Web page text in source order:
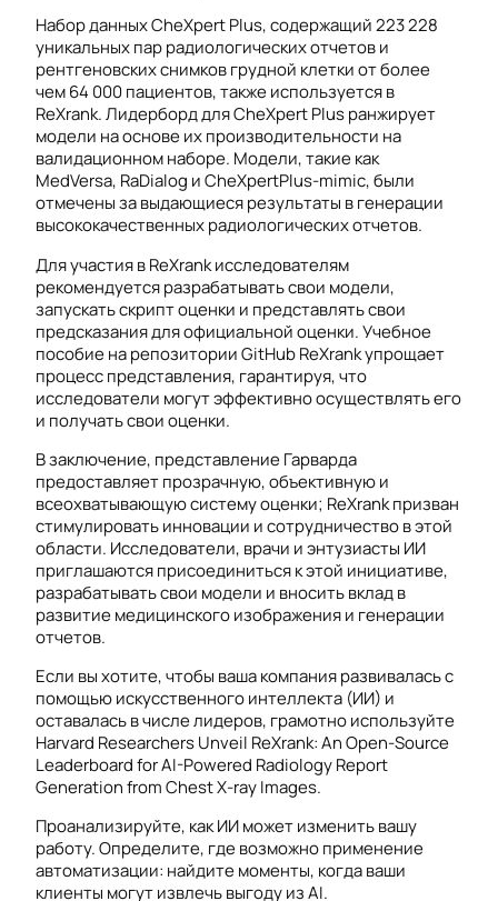
Набор данных CheXpert Plus, содержащий 223 228
уникальных пар радиологических отчетов и
рентгеновских снимков грудной клетки от более
чем 64 000 пациентов, также используется в
ReXrank. Лидерборд для CheXpert Plus ранжирует
модели на основе их производительности на
валидационном наборе. Модели, такие как
MedVersa, RaDialog и CheXpertPlus-mimic, были
отмечены за выдающиеся результаты в генерации
высококачественных радиологических отчетов.
Для участия в ReXrank исследователям
рекомендуется разрабатывать свои модели,
запускать скрипт оценки и представлять свои
предсказания для официальной оценки. Учебное
пособие на репозитории GitHub ReXrank упрощает
процесс представления, гарантируя, что
исследователи могут эффективно осуществлять его
и получать свои оценки.
В заключение, представление Гарварда
предоставляет прозрачную, объективную и
всеохватывающую систему оценки; ReXrank призван
стимулировать инновации и сотрудничество в этой
области. Исследователи, врачи и энтузиасты ИИ
приглашаются присоединиться к этой инициативе,
разрабатывать свои модели и вносить вклад в
развитие медицинского изображения и генерации
отчетов.
Если вы хотите, чтобы ваша компания развивалась с
помощью искусственного интеллекта (ИИ) и
оставалась в числе лидеров, грамотно используйте
Harvard Researchers Unveil ReXrank: An Open-Source
Leaderboard for AI-Powered Radiology Report
Generation from Chest X-ray Images.
Проанализируйте, как ИИ может изменить вашу
работу. Определите, где возможно применение
автоматизации: найдите моменты, когда ваши
клиенты могут извлечь выгоду из AI.